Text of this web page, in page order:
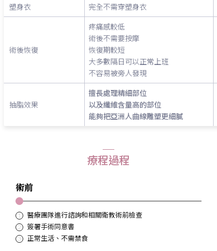
塑身衣
完全不需穿塑身衣
術後恢復
疼痛感較低
術後不需要按摩
恢復期較短
大多數隔日可以正常上班
不容易被旁人發現
抽脂效果
擅長處理精細部位
以及纖維含量高的部位
能夠把亞洲人曲線雕塑更細膩
療程過程
術前
醫療團隊進行諮詢和相關衛教術前檢查
簽署手術同意書
正常生活、不需禁食